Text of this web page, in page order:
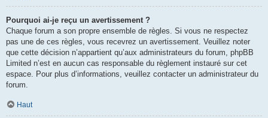
Pourquoi ai-je reçu un avertissement ?
Chaque forum a son propre ensemble de règles. Si vous ne respectez
pas une de ces règles, vous recevrez un avertissement. Veuillez noter
que cette décision n’appartient qu’aux administrateurs du forum, phpBB
Limited n’est en aucun cas responsable du règlement instauré sur cet
espace. Pour plus d’informations, veuillez contacter un administrateur du
forum.
Haut